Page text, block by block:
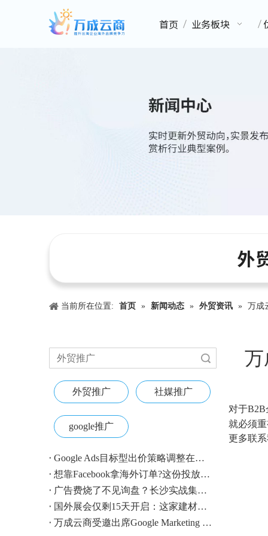
首页 业务板块
外
当前所在位置: 首页 » 新闻动态 » 外贸资讯 » 万成
外贸推广 社媒推广
google推广
Google Ads目标型出价策略调整在即：外贸账户请提前校准
想靠Facebook拿海外订单?这份投放指南收好
广告费烧了不见询盘？长沙实战集训即将开营，教您SEM投放+GEO流量收割，把预算变成真订单
国外展会仅剩15天开启：这家建材B2B企业如何用$4.1撬动近500条本地经销商线索？
万成云商受邀出席Google Marketing Live 2026，以AI之力领航出海增长新浪潮
万
对于
就必须
更多联系